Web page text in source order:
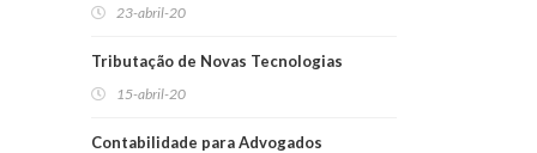
23-abril-20
Tributação de Novas Tecnologias
15-abril-20
Contabilidade para Advogados